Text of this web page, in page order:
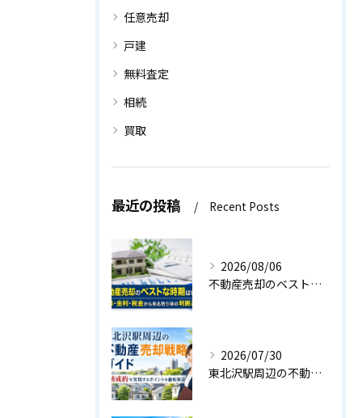
任意売却
戸建
無料査定
相続
買取
最近の投稿 Recent Posts
2026/08/06
不動産売却のベストな時期はいつ？相場・金利・税金から見る売り時の判断基準
2026/07/30
東北沢駅周辺の不動産売却戦略ガイド｜高値成約を実現するポイントを徹底解説